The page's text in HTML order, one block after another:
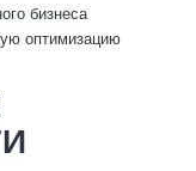
бизнеса
оптимизацию